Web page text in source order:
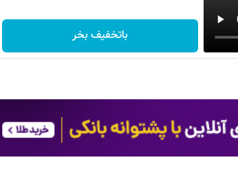
باتخفیف بخر